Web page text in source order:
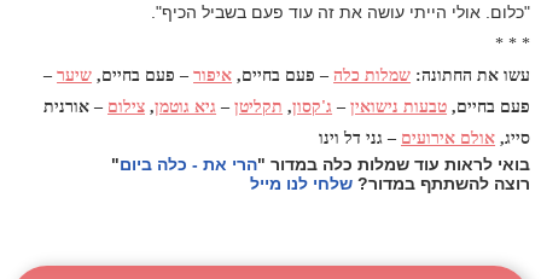
"כלום. אולי הייתי עושה את זה עוד פעם בשביל הכיף".
* * *
עשו את החתונה: שמלות כלה– פעם בחיים, איפור– פעם בחיים, שיער–
פעם בחיים, טבעות נישואין– ג'קסון, תקליטן– גיא גוטמן, צילום – אורנית
סייג, אולם אירועים – גני דל וינו
בואי לראות עוד שמלות כלה במדור "הרי את - כלה ביום"
רוצה להשתתף במדור? שלחי לנו מייל